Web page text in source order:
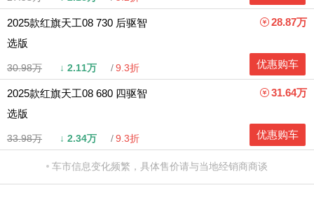
2025款红旗天工08 730 后驱智
选版
30.98万 ↓ 2.11万 9.3折
28.87万
优惠购车
2025款红旗天工08 680 四驱智
选版
33.98万 ↓ 2.34万 9.3折
31.64万
优惠购车
车市信息变化频繁，具体售价请与当地经销商商谈